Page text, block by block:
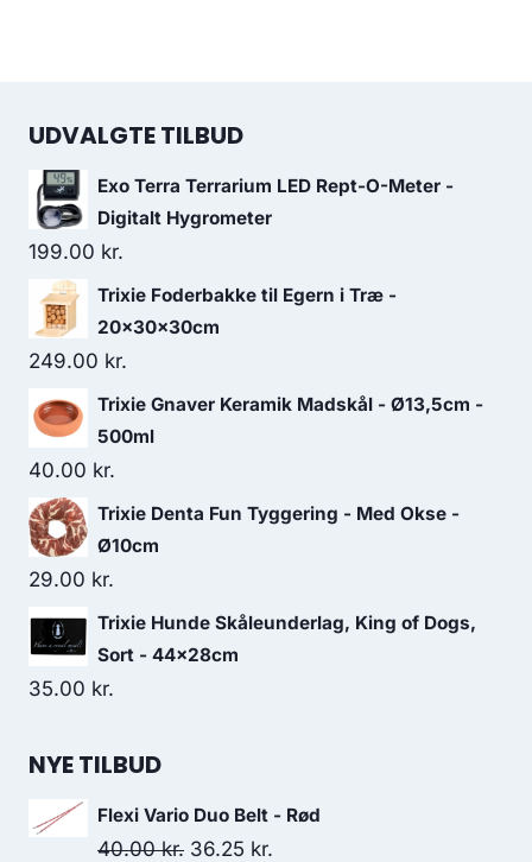
UDVALGTE TILBUD
Exo Terra Terrarium LED Rept-O-Meter -
Digitalt Hygrometer
199.00 kr.
Trixie Foderbakke til Egern i Træ -
20x30x30cm
249.00 kr.
Trixie Gnaver Keramik Madskål - Ø13,5cm -
500ml
40.00 kr.
Trixie Denta Fun Tyggering - Med Okse -
Ø10cm
29.00 kr.
Trixie Hunde Skåleunderlag, King of Dogs,
Sort - 44×28cm
35.00 kr.
NYE TILBUD
Flexi Vario Duo Belt - Rød
40.00kr. Den
36.25 kr.